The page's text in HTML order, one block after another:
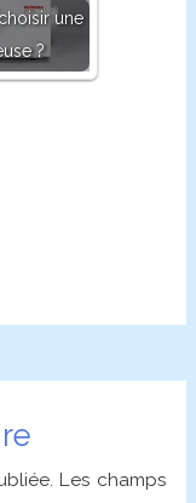
une
?
Les champs